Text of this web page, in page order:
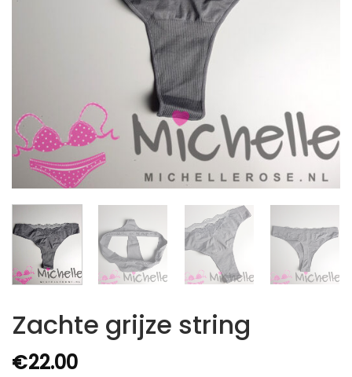
Zachte grijze string
€22.00